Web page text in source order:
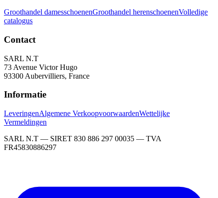
Groothandel damesschoenenGroothandel herenschoenenVolledige
catalogus
Contact
SARL N.T
73 Avenue Victor Hugo
93300 Aubervilliers, France
Informatie
LeveringenAlgemene VerkoopvoorwaardenWettelijke
Vermeldingen
SARL N.T — SIRET 830 886 297 00035 — TVA
FR45830886297